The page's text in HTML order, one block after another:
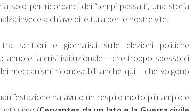
solo per ricordarci dei “tempi passati”, una storia
invece a chiave di lettura per le nostre vite.
tra scrittori e giornalisti sulle elezioni politiche
anno e la crisi istituzionale – che troppo spesso ci
meccanismi riconoscibili anche qui – che volgono
ha avuto un respiro molto più ampio e